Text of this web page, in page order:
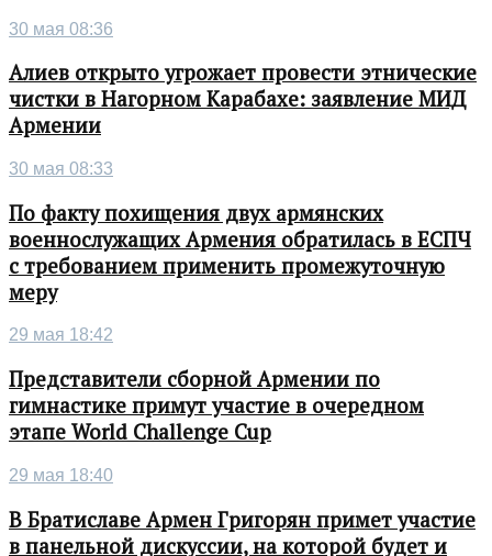
30 мая 08:36
Алиев открыто угрожает провести этнические
чистки в Нагорном Карабахе: заявление МИД
Армении
30 мая 08:33
По факту похищения двух армянских
военнослужащих Армения обратилась в ЕСПЧ
с требованием применить промежуточную
меру
29 мая 18:42
Представители сборной Армении по
гимнастике примут участие в очередном
этапе World Challenge Cup
29 мая 18:40
В Братиславе Армен Григорян примет участие
в панельной дискуссии, на которой будет и